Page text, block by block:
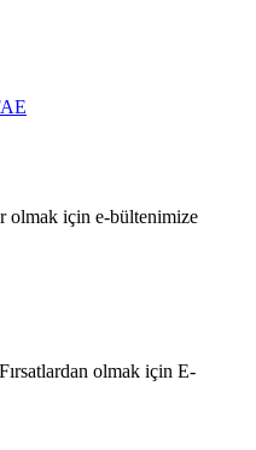
olmak için e-bültenimize
olmak için E-